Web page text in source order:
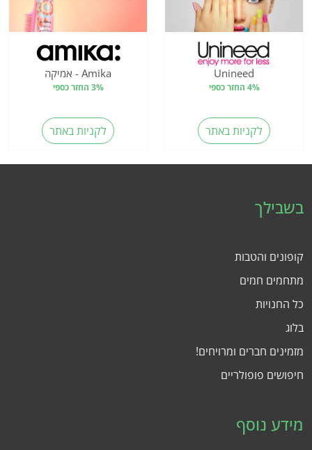
Unineed
4% החזר כספי
לקניות באתר
Amika - אמיקה
3% החזר כספי
לקניות באתר
בשבילך
קופונים והטבות
מתחמים חמים
כל החנויות
בלוג
מזמינים חברים ומרויחים!
חיפושים פופולריים
מידע נוסף